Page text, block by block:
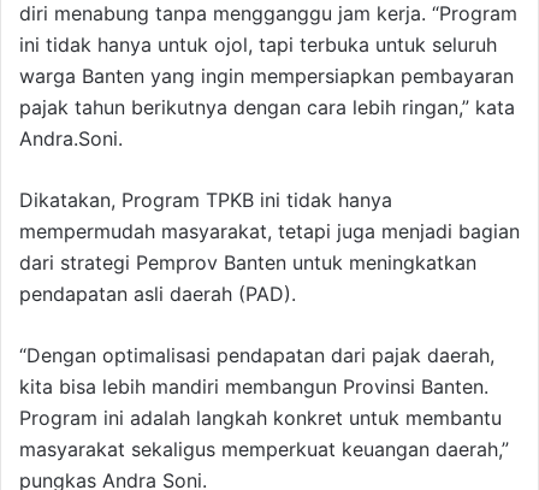
diri menabung tanpa mengganggu jam kerja. “Program
ini tidak hanya untuk ojol, tapi terbuka untuk seluruh
warga Banten yang ingin mempersiapkan pembayaran
pajak tahun berikutnya dengan cara lebih ringan,” kata
Andra.Soni.
Dikatakan, Program TPKB ini tidak hanya
mempermudah masyarakat, tetapi juga menjadi bagian
dari strategi Pemprov Banten untuk meningkatkan
pendapatan asli daerah (PAD).
“Dengan optimalisasi pendapatan dari pajak daerah,
kita bisa lebih mandiri membangun Provinsi Banten.
Program ini adalah langkah konkret untuk membantu
masyarakat sekaligus memperkuat keuangan daerah,”
pungkas Andra Soni.